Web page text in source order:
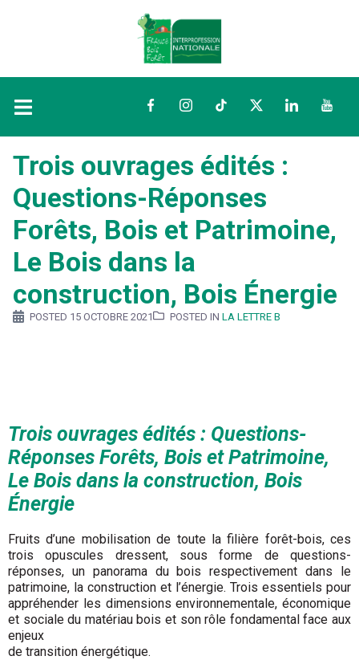
FacebookInstagramTikTokTwitterLinkedIn
Trois ouvrages édités :
Questions-Réponses
Forêts, Bois et Patrimoine,
Le Bois dans la
construction, Bois Énergie
POSTED 15 OCTOBRE 2021 POSTED IN LA LETTRE B
Trois ouvrages édités : Questions-
Réponses Forêts, Bois et Patrimoine,
Le Bois dans la construction, Bois
Énergie
Fruits d’une mobilisation de toute la filière forêt-bois, ces
trois opuscules dressent, sous forme de questions-
réponses, un panorama du bois respectivement dans le
patrimoine, la construction et l’énergie. Trois essentiels pour
appréhender les dimensions environnementale, économique
et sociale du matériau bois et son rôle fondamental face aux
enjeux
de transition énergétique.